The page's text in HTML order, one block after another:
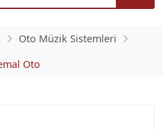
Oto Müzik Sistemleri
Oto